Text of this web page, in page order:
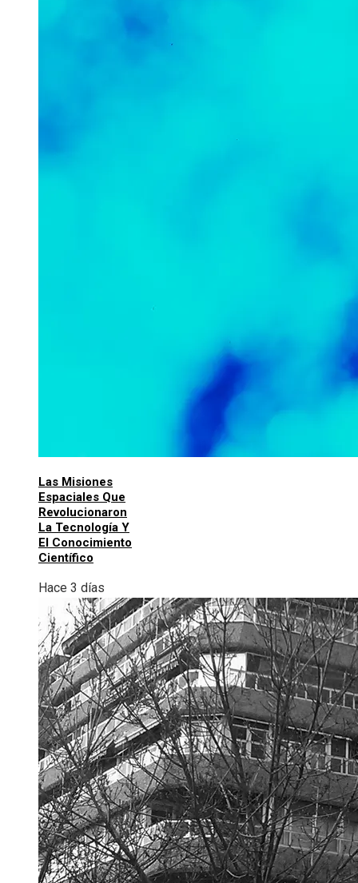
Las Misiones
Espaciales Que
Revolucionaron
La Tecnología Y
El Conocimiento
Científico
Hace 3 días